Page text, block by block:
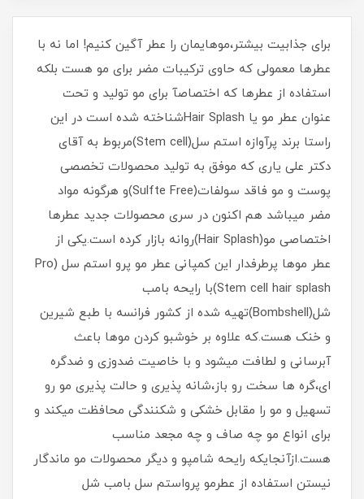
برای جذابیت بیشتر،موهایمان را عطر آگین کنیم! اما نه با
عطرها معمولی که حاوی ترکیبات مضر برای مو هست بلکه
استفاده از عطرها که اختصاصآ برای مو تولید و تحت
عنوان عطر مو یا Hair Splashشناخته شده است در این
راستا برند پرآوازه استم سل(Stem cell)مربوط به آقای
دکتر علی یاری که موفق به تولید محصولات تخصصی
پوست و مو فاقد سولفات(Sulfte Free)و هرگونه مواد
مضر میباشد هم اکنون در سری محصولات جدید عطرها
اختصاصی مو(Hair Splash)روانه بازار کرده است.یکی از
عطر موها پرطرفدار این کمپانی عطر مو پرو استم سل (Pro
Stem cell hair splash)با رایحه بامب
شل(Bombshell)تهیه شده از کشور فرانسه با طبع شیرین
و خنک هست.که علاوه بر خوشبو کردن موها باعث
آبرسانی و لطافت میشود و با خاصیت ضدوزی و ضدگره
ای،گره ها سخت رو باز،شانه پذیری و حالت پذیری مو رو
تسهیل و مو را مقابل خشکی و شکنندگی محافظت میکند و
برای انواع مو چه صاف و چه مجعد مناسب
هست.ازآنجایکه رایحه شامپو و دیگر محصولات مو ماندگار
نیستن استفاده از عطرمو پرواستم سل بامب شل